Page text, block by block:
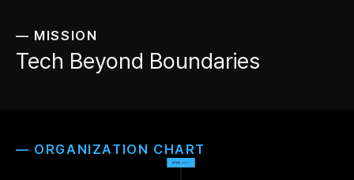
— MISSION
Tech Beyond Boundaries
— ORGANIZATION CHART